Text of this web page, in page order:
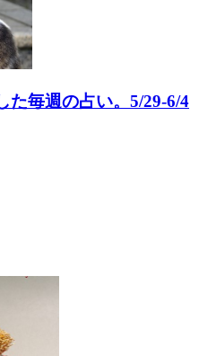
た毎週の占い。5/29-6/4